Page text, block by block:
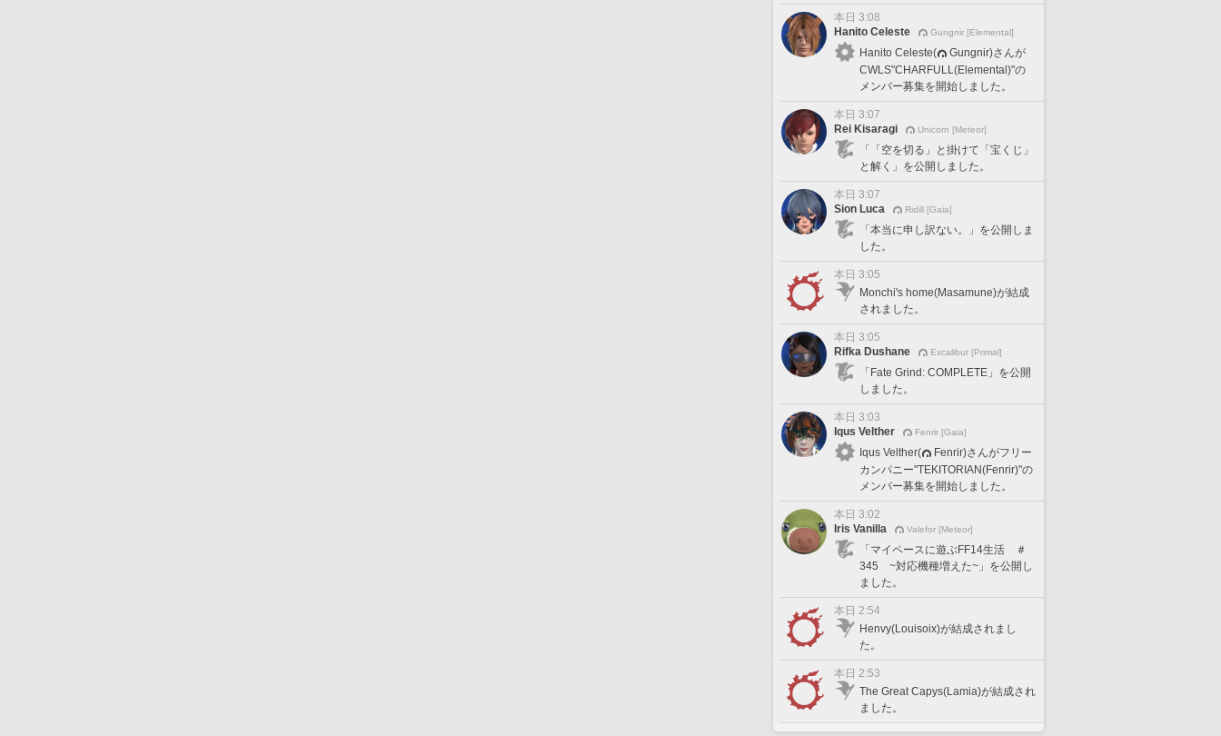
本日 3:08
Hanito Celeste
Gungnir [Elemental]
Hanito Celeste(
Gungnir)さんが
CWLS"CHARFULL(Elemental)"の
メンバー募集を開始しました。
本日 3:07
Rei Kisaragi
Unicorn [Meteor]
「「空を切る」と掛けて「宝くじ」
と解く」を公開しました。
本日 3:07
Sion Luca
Ridill [Gaia]
「本当に申し訳ない。」を公開しま
した。
本日 3:05
Monchi's home(Masamune)が結成
されました。
本日 3:05
Rifka Dushane
Excalibur [Primal]
「Fate Grind: COMPLETE」を公開
しました。
本日 3:03
Iqus Velther
Fenrir [Gaia]
Iqus Velther(
Fenrir)さんがフリー
カンパニー"TEKITORIAN(Fenrir)"の
メンバー募集を開始しました。
本日 3:02
Iris Vanilla
Valefor [Meteor]
「マイペースに遊ぶFF14生活 ＃
345 ~対応機種増えた~」を公開し
ました。
本日 2:54
Henvy(Louisoix)が結成されまし
た。
本日 2:53
The Great Capys(Lamia)が結成され
ました。